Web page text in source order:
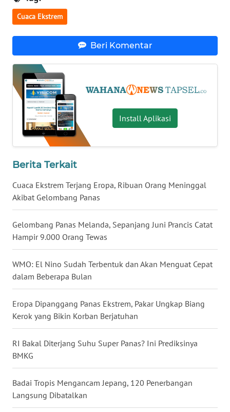
Cuaca Ekstrem
Beri Komentar
Install Aplikasi
Berita Terkait
Cuaca Ekstrem Terjang Eropa, Ribuan Orang Meninggal
Akibat Gelombang Panas
Gelombang Panas Melanda, Sepanjang Juni Prancis Catat
Hampir 9.000 Orang Tewas
WMO: El Nino Sudah Terbentuk dan Akan Menguat Cepat
dalam Beberapa Bulan
Eropa Dipanggang Panas Ekstrem, Pakar Ungkap Biang
Kerok yang Bikin Korban Berjatuhan
RI Bakal Diterjang Suhu Super Panas? Ini Prediksinya
BMKG
Badai Tropis Mengancam Jepang, 120 Penerbangan
Langsung Dibatalkan
WN
KALTARA
WN
KALSEL
WN
KALTIM
WN
SULSEL
GORONTALO
SULUT
WN
MALUKU
WN
MALUT
WN
DAIRI
WN
TOBA